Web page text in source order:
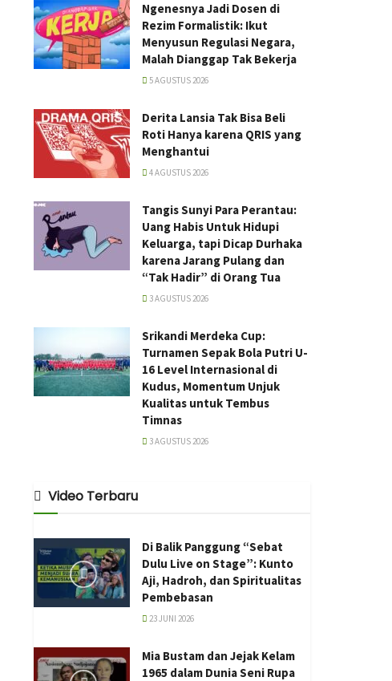
Ngenesnya Jadi Dosen di
Rezim Formalistik: Ikut
Menyusun Regulasi Negara,
Malah Dianggap Tak Bekerja
5 AGUSTUS 2026
Derita Lansia Tak Bisa Beli
Roti Hanya karena QRIS yang
Menghantui
4 AGUSTUS 2026
Tangis Sunyi Para Perantau:
Uang Habis Untuk Hidupi
Keluarga, tapi Dicap Durhaka
karena Jarang Pulang dan
“Tak Hadir” di Orang Tua
3 AGUSTUS 2026
Srikandi Merdeka Cup:
Turnamen Sepak Bola Putri U-
16 Level Internasional di
Kudus, Momentum Unjuk
Kualitas untuk Tembus
Timnas
3 AGUSTUS 2026
Video Terbaru
Di Balik Panggung “Sebat
Dulu Live on Stage”: Kunto
Aji, Hadroh, dan Spiritualitas
Pembebasan
23 JUNI 2026
Mia Bustam dan Jejak Kelam
1965 dalam Dunia Seni Rupa